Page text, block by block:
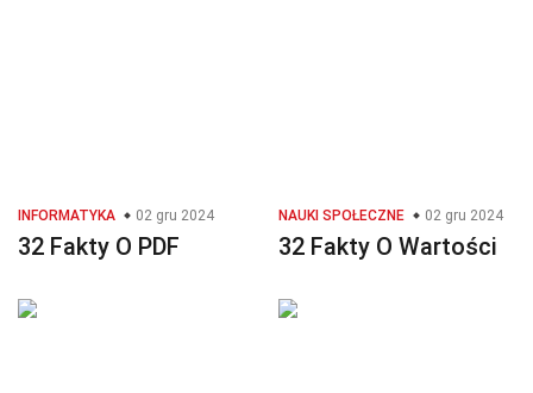
INFORMATYKA 02 gru 2024
32 Fakty O PDF
NAUKI SPOŁECZNE 02 gru 2024
32 Fakty O Wartości